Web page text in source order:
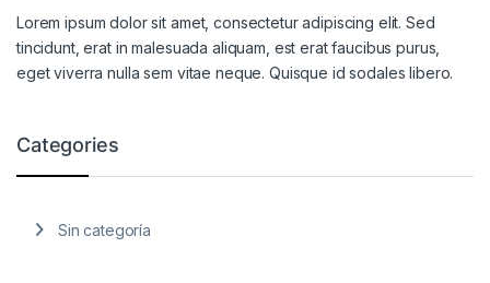
Lorem ipsum dolor sit amet, consectetur adipiscing elit. Sed
tincidunt, erat in malesuada aliquam, est erat faucibus purus,
eget viverra nulla sem vitae neque. Quisque id sodales libero.
Categories
Sin categoría